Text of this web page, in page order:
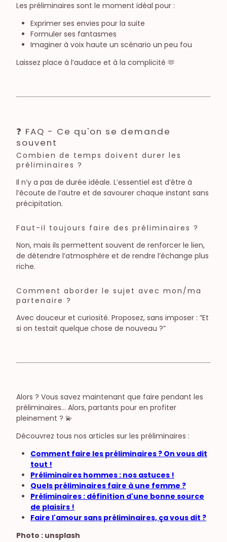
Les préliminaires sont le moment idéal pour :
Exprimer ses envies pour la suite
Formuler ses fantasmes
Imaginer à voix haute un scénario un peu fou
Laissez place à l’audace et à la complicité 🫶
❓ FAQ - Ce qu'on se demande
souvent
Combien de temps doivent durer les
préliminaires ?
Il n’y a pas de durée idéale. L’essentiel est d’être à
l’écoute de l’autre et de savourer chaque instant sans
précipitation.
Faut-il toujours faire des préliminaires ?
Non, mais ils permettent souvent de renforcer le lien,
de détendre l’atmosphère et de rendre l’échange plus
riche.
Comment aborder le sujet avec mon/ma
partenaire ?
Avec douceur et curiosité. Proposez, sans imposer : ”Et
si on testait quelque chose de nouveau ?”
Alors ? Vous savez maintenant que faire pendant les
préliminaires… Alors, partants pour en profiter
pleinement ? 💫
Découvrez tous nos articles sur les préliminaires :
Comment faire les préliminaires ? On vous dit
tout !
Préliminaires hommes : nos astuces !
Quels préliminaires faire à une femme ?
Préliminaires : définition d'une bonne source
de plaisirs !
Faire l'amour sans préliminaires, ça vous dit ?
Photo : unsplash